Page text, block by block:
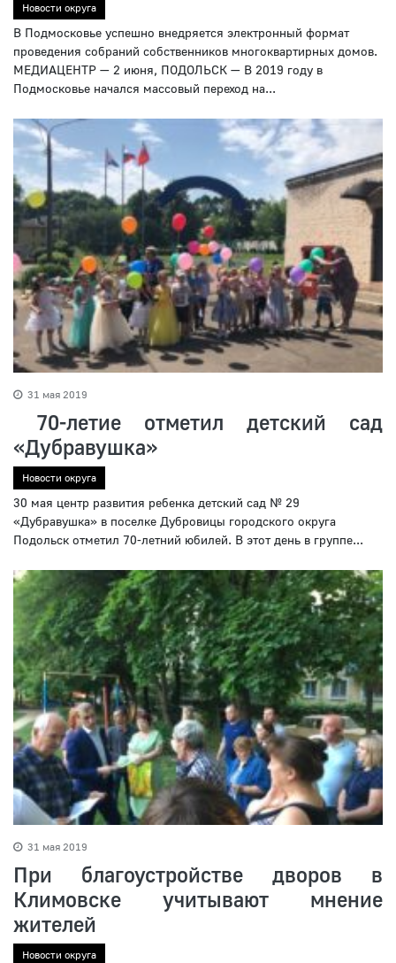
Новости округа
В Подмосковье успешно внедряется электронный формат
проведения собраний собственников многоквартирных домов.
МЕДИАЦЕНТР — 2 июня, ПОДОЛЬСК — В 2019 году в
Подмосковье начался массовый переход на...
31 мая 2019
70-летие отметил детский сад
«Дубравушка»
Новости округа
30 мая центр развития ребенка детский сад № 29
«Дубравушка» в поселке Дубровицы городского округа
Подольск отметил 70-летний юбилей. В этот день в группе...
31 мая 2019
При благоустройстве дворов в
Климовске учитывают мнение
жителей
Новости округа